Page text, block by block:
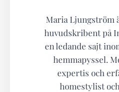
Maria Ljungström
huvudskribent på
en ledande sajt
hemmapyssel.
expertis och
homestylist